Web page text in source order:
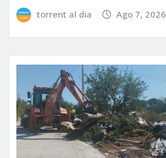
torrent al dia Ago 7, 2026